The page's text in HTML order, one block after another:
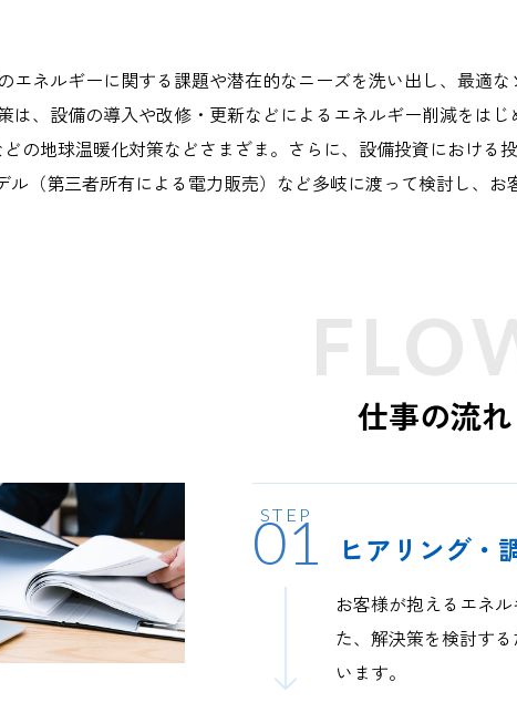
エネルギーに関する課題や潜在的なニーズを洗い出し、最適
は、設備の導入や改修・更新などによるエネルギー削減をはじ
どの地球温暖化対策などさまざま。さらに、設備投資における
ル（第三者所有による電力販売）など多岐に渡って検討し、お
仕事の流れ
01 ヒアリング・
お客様が抱えるエネ
た、解決策を検討す
います。